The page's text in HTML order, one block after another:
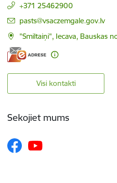
+371 25462900
E-pasts:
pasts@vsaczemgale.gov.lv
"Smiltaiņi", Iecava, Bauskas
Visi kontakti
Sekojiet mums